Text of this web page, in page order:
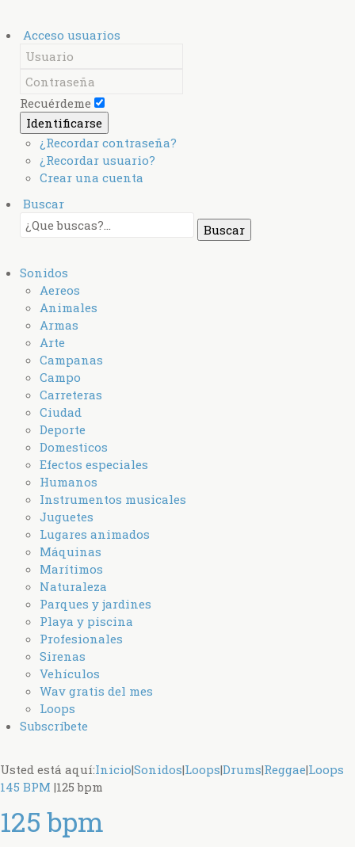
Acceso usuarios
Recuérdeme
Identificarse
¿Recordar contraseña?
¿Recordar usuario?
Crear una cuenta
Buscar
Sonidos
Aereos
Animales
Armas
Arte
Campanas
Campo
Carreteras
Ciudad
Deporte
Domesticos
Efectos especiales
Humanos
Instrumentos musicales
Juguetes
Lugares animados
Máquinas
Marítimos
Naturaleza
Parques y jardines
Playa y piscina
Profesionales
Sirenas
Vehículos
Wav gratis del mes
Loops
Subscríbete
Usted está aquí:Inicio|Sonidos|Loops|Drums|Reggae|Loops
145 BPM |125 bpm
125 bpm